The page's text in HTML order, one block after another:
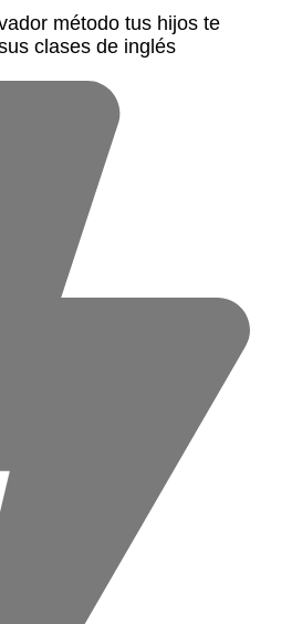
método tus hijos te
clases de inglés